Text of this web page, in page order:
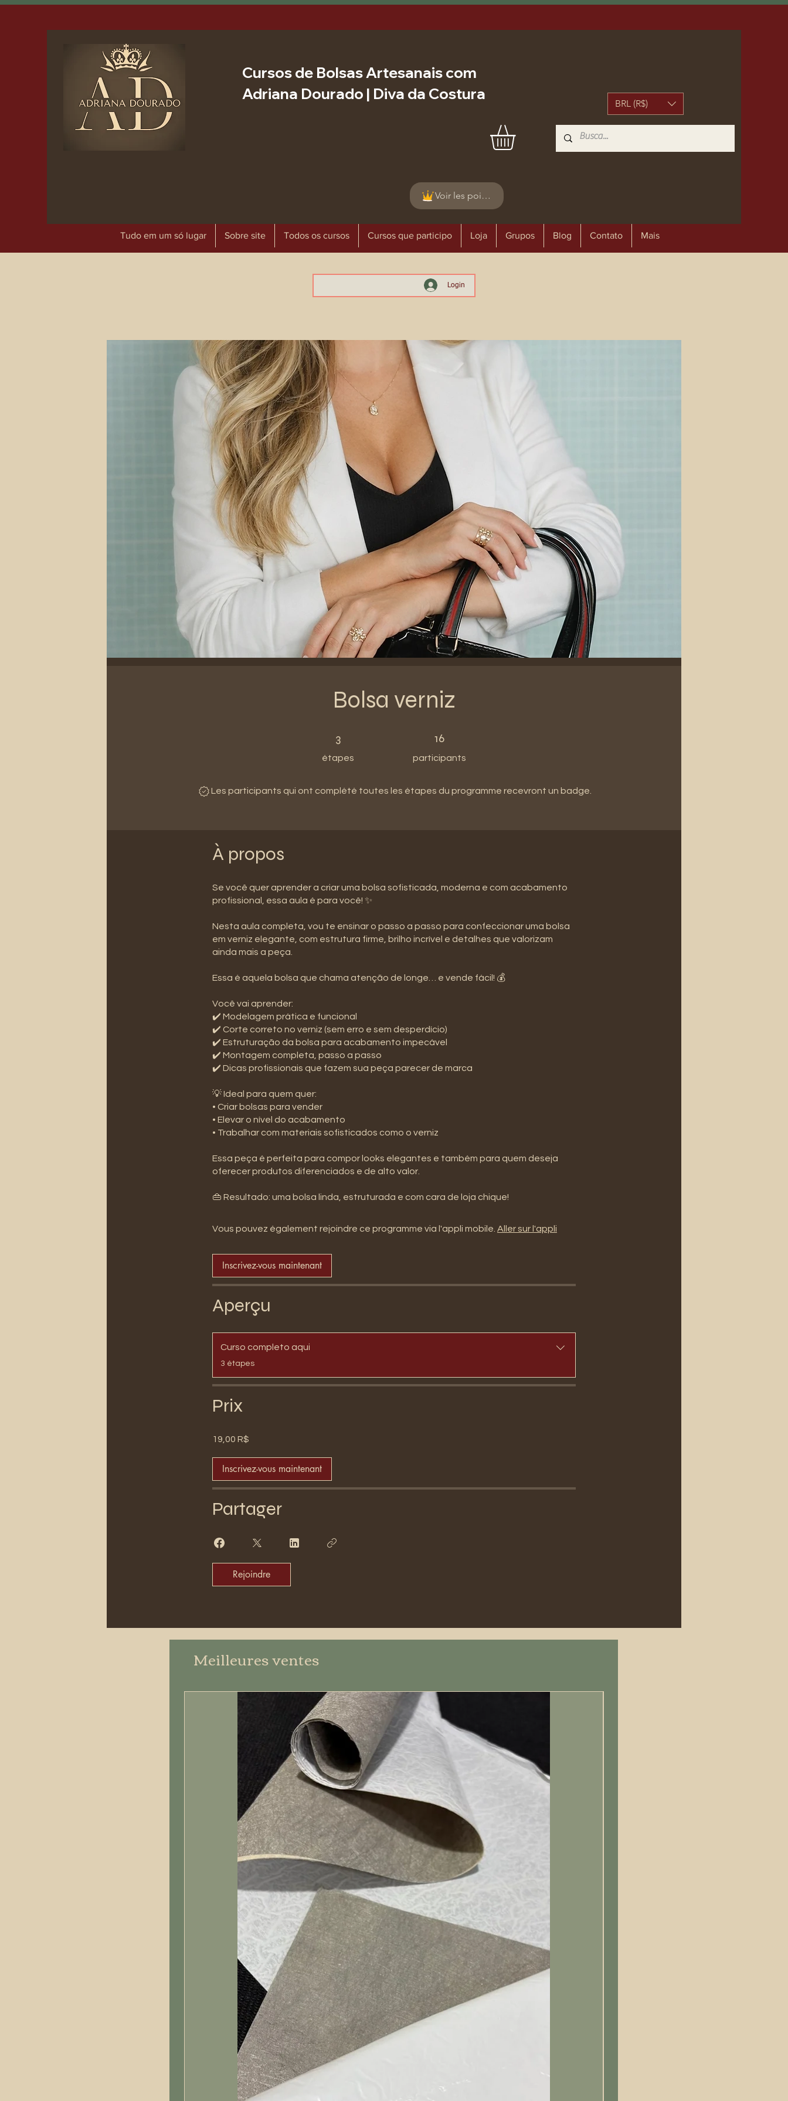
Cursos de Bolsas Artesanais com
Adriana Dourado | Diva da Costura
BRL (R$)
Voir les points
Tudo em um só lugar Sobre site Todos os cursos Cursos que participo Loja Grupos Blog Contato Mais
Login
Bolsa verniz
3
étapes
16
participants
16 participants
Les participants qui ont complété toutes les étapes du programme recevront un badge.
À propos
Se você quer aprender a criar uma bolsa sofisticada, moderna e com acabamento
profissional, essa aula é para você! ✨
Nesta aula completa, vou te ensinar o passo a passo para confeccionar uma bolsa
em verniz elegante, com estrutura firme, brilho incrível e detalhes que valorizam
ainda mais a peça.
Essa é aquela bolsa que chama atenção de longe… e vende fácil! 💰
Você vai aprender:
✔️ Modelagem prática e funcional
✔️ Corte correto no verniz (sem erro e sem desperdício)
✔️ Estruturação da bolsa para acabamento impecável
✔️ Montagem completa, passo a passo
✔️ Dicas profissionais que fazem sua peça parecer de marca
💡 Ideal para quem quer:
• Criar bolsas para vender
• Elevar o nível do acabamento
• Trabalhar com materiais sofisticados como o verniz
Essa peça é perfeita para compor looks elegantes e também para quem deseja
oferecer produtos diferenciados e de alto valor.
Vous pouvez également rejoindre ce programme via l'appli mobile. Aller sur l'appli
Inscrivez-vous maintenant
Aperçu
Curso completo aqui
.3 étapes
Prix
19,00 R$
Inscrivez-vous maintenant
Partager
Rejoindre
Meilleures ventes